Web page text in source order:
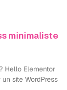
minimaliste
Hello Elementor
site WordPress